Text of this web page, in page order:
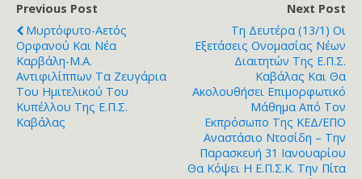
Previous Post
Μυρτόφυτο-Αετός
Ορφανού Και Νέα
Καρβάλη-Μ.Α.
Αντιφιλίππων Τα Ζευγάρια
Του Ημιτελικού Του
Κυπέλλου Της Ε.Π.Σ.
Καβάλας
Next Post
Τη Δευτέρα (13/1) Οι
Εξετάσεις Ονομασίας Νέων
Διαιτητών Της Ε.Π.Σ.
Καβάλας Και Θα
Ακολουθήσει Επιμορφωτικό
Μάθημα Από Τον
Εκπρόσωπο Της ΚΕΔ/ΕΠΟ
Αναστάσιο Ντοσίδη – Την
Παρασκευή 31 Ιανουαρίου
Θα Κόψει Η Ε.Π.Σ.Κ. Την Πίτα